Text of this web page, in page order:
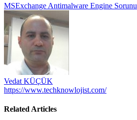
Yazı
gezinmesi
MSExchange Antimalware Engine Sorunu
Vedat KÜÇÜK
https://www.techknowlojist.com/
Related Articles